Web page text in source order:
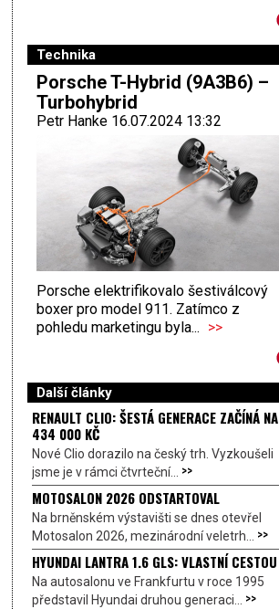
Technika
Porsche T-Hybrid (9A3B6) –
Turbohybrid
Petr Hanke 16.07.2024 13:32
Porsche elektrifikovalo šestiválcový
boxer pro model 911. Zatímco z
pohledu marketingu byla... >>
Další články
RENAULT CLIO: ŠESTÁ GENERACE ZAČÍNÁ NA
434 000 KČ
Nové Clio dorazilo na český trh. Vyzkoušeli
jsme je v rámci čtvrteční... >>
MOTOSALON 2026 ODSTARTOVAL
Na brněnském výstavišti se dnes otevřel
Motosalon 2026, mezinárodní veletrh... >>
HYUNDAI LANTRA 1.6 GLS: VLASTNÍ CESTOU
Na autosalonu ve Frankfurtu v roce 1995
představil Hyundai druhou generaci... >>